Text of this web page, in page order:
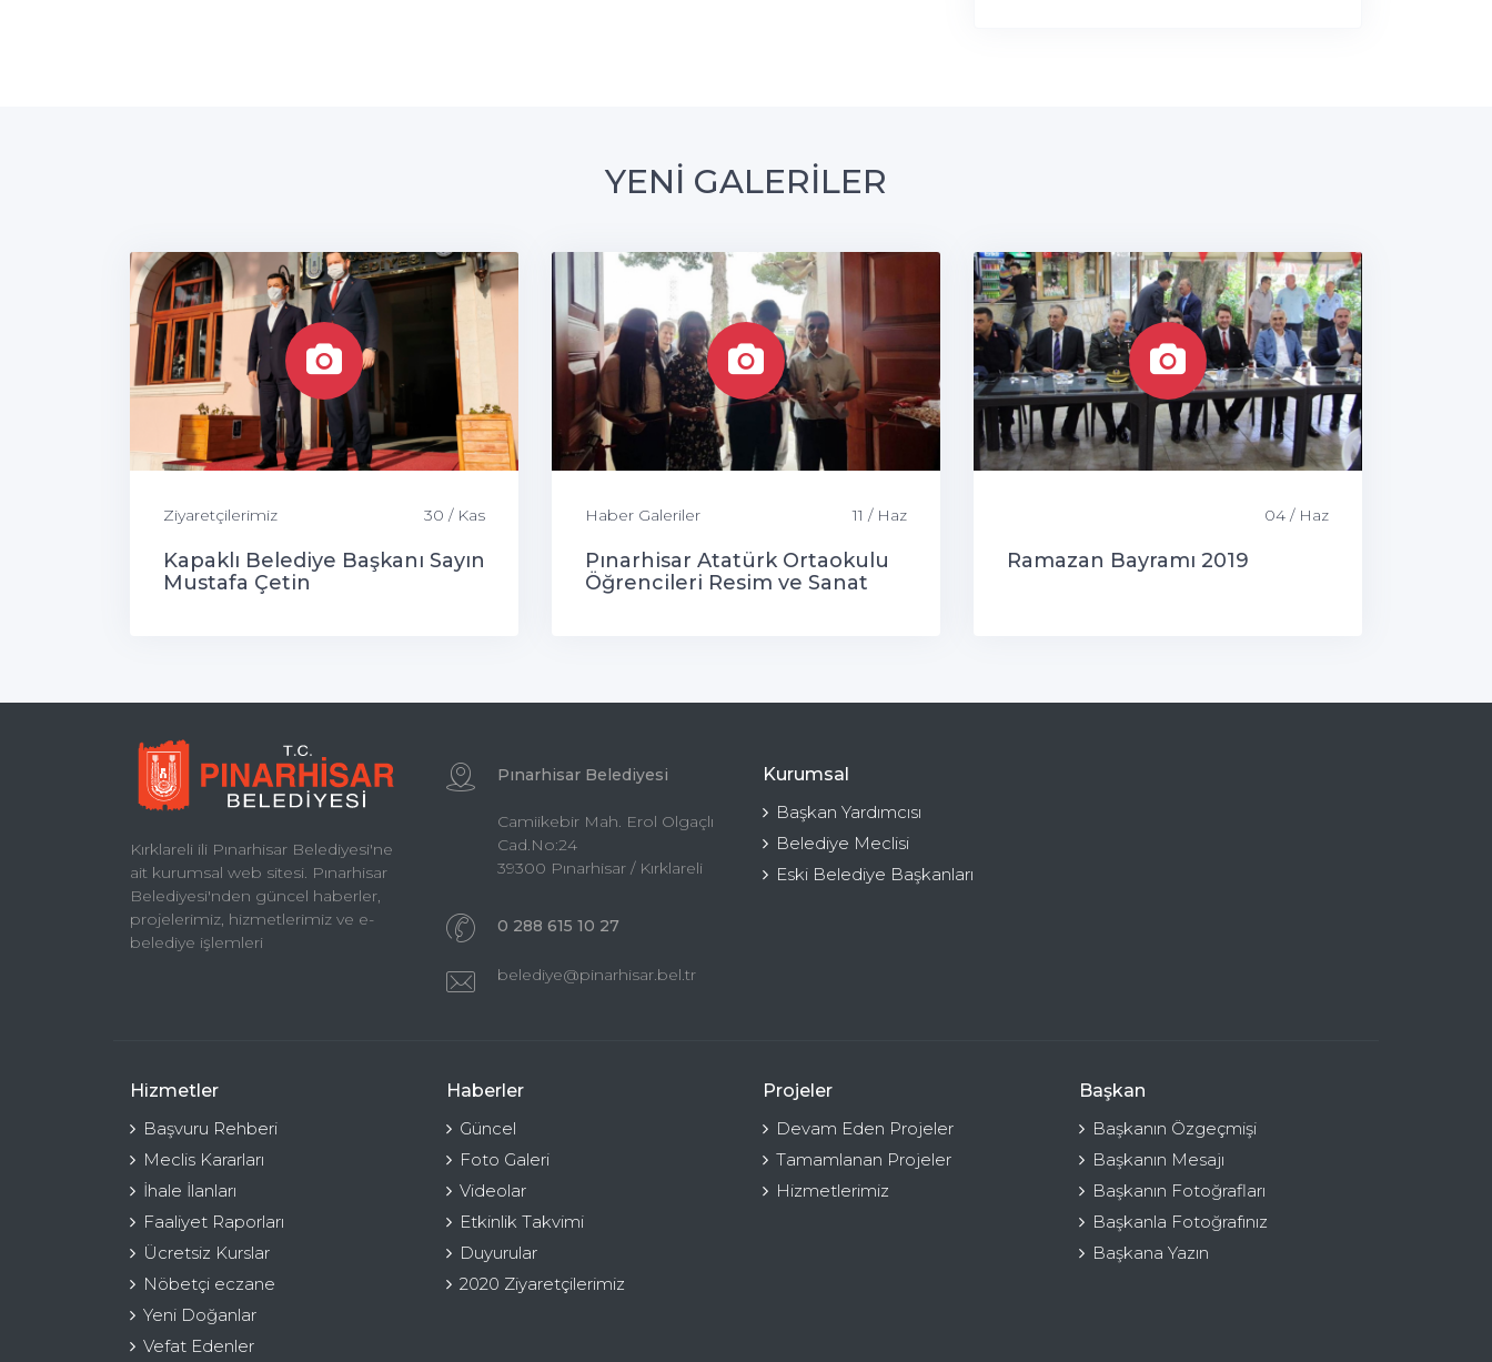
YENİ GALERİLER
Ziyaretçilerimiz 30 / Kas
Kapaklı Belediye Başkanı Sayın
Mustafa Çetin
Haber Galeriler 11 / Haz
Pınarhisar Atatürk Ortaokulu
Öğrencileri Resim ve Sanat
04 / Haz
Ramazan Bayramı 2019
Kırklareli ili Pınarhisar Belediyesi'ne
ait kurumsal web sitesi. Pınarhisar
Belediyesi'nden güncel haberler,
projelerimiz, hizmetlerimiz ve e-
belediye işlemleri
Pınarhisar Belediyesi
Camiikebir Mah. Erol Olgaçlı
Cad.No:24
39300 Pınarhisar / Kırklareli
0 288 615 10 27
belediye@pinarhisar.bel.tr
Kurumsal
Başkan Yardımcısı
Belediye Meclisi
Eski Belediye Başkanları
Hizmetler
Başvuru Rehberi
Meclis Kararları
İhale İlanları
Faaliyet Raporları
Ücretsiz Kurslar
Nöbetçi eczane
Yeni Doğanlar
Vefat Edenler
Haberler
Güncel
Foto Galeri
Videolar
Etkinlik Takvimi
Duyurular
2020 Ziyaretçilerimiz
Projeler
Devam Eden Projeler
Tamamlanan Projeler
Hizmetlerimiz
Başkan
Başkanın Özgeçmişi
Başkanın Mesajı
Başkanın Fotoğrafları
Başkanla Fotoğrafınız
Başkana Yazın